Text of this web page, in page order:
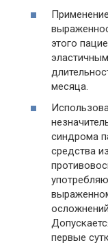
этого
месяца.
синдрома
средства
первые